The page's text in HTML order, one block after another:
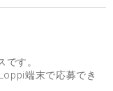
す。
端末で応募でき